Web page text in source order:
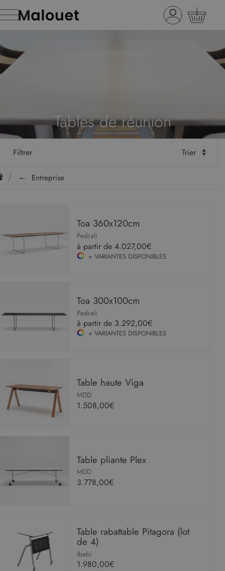
Tables de réunion
Filtrer Trier
Entreprise
Toa 360x120cm
Pedrali
à partir de4.027,00€
+ VARIANTES DISPONIBLES
Toa 300x100cm
Pedrali
à partir de 3.292,00€
+ VARIANTES DISPONIBLES
Table haute Viga
MDD
1.508,00€
Table pliante Plex
MDD
3.778,00€
Table rabattable Pitagora (lot
de 4)
Ibebi
1.980,00€